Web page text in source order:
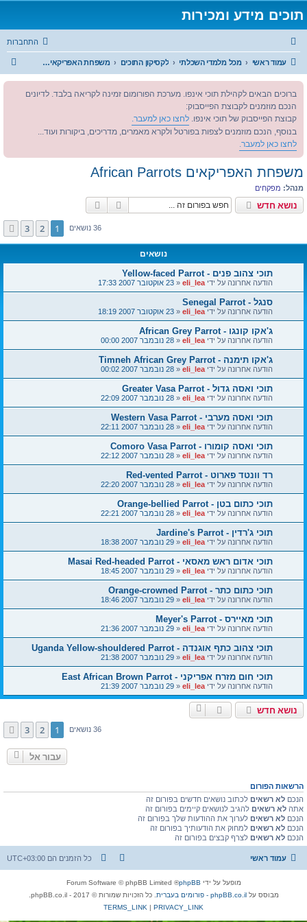
תוכים מידע ומכירות
התחברות
עמוד ראשי מכל מלמדי השכלתי לקסיקון התוכים משפחת האפריקאים African Parrots
ברוכים הבאים לקהילת תוכי אינפו. מערכת הפורומום זמינה לקריאה בלבד. לדיונים
הנכם מוזמנים לקבוצת הפייסבוק:
קבוצת הפייסבוק של תוכי אינפו. לחצו כאן למעבר.
בנוסף, הנכם מוזמנים לצפות בפורטל ולקרא מאמרים, מדריכים, ביקורות ועוד...
לחצו כאן למעבר.
משפחת האפריקאים African Parrots
מנהל: מפקחים
נושא חדש חיפוש
36 נושאים 1
2
3 הבא
נושאים
תוכי צהוב פנים - Yellow-faced Parrot
הודעה אחרונה על ידי eli_lea
«23 אוקטובר 2007 17:33
סנגל - Senegal Parrot
הודעה אחרונה על ידי eli_lea
«23 אוקטובר 2007 18:19
ג'אקו קונגו - African Grey Parrot
הודעה אחרונה על ידי eli_lea
«28 נובמבר 2007 00:00
ג'אקו תימנה - Timneh African Grey Parrot
הודעה אחרונה על ידי eli_lea
«28 נובמבר 2007 00:02
תוכי ואסה גדול - Greater Vasa Parrot
הודעה אחרונה על ידי eli_lea
«28 נובמבר 2007 22:09
תוכי ואסה מערבי - Western Vasa Parrot
הודעה אחרונה על ידי eli_lea
«28 נובמבר 2007 22:11
תוכי ואסה קומורו - Comoro Vasa Parrot
הודעה אחרונה על ידי eli_lea
«28 נובמבר 2007 22:12
רד וונטד פארוט - Red-vented Parrot
הודעה אחרונה על ידי eli_lea
«28 נובמבר 2007 22:20
תוכי כתום בטן - Orange-bellied Parrot
הודעה אחרונה על ידי eli_lea
«28 נובמבר 2007 22:21
תוכי ג'רדין - Jardine's Parrot
הודעה אחרונה על ידי eli_lea
«29 נובמבר 2007 18:38
תוכי אדום ראש מאסאי - Masai Red-headed Parrot
הודעה אחרונה על ידי eli_lea
«29 נובמבר 2007 18:45
תוכי כתום כתר - Orange-crowned Parrot
הודעה אחרונה על ידי eli_lea
«29 נובמבר 2007 18:46
תוכי מאיירס - Meyer's Parrot
הודעה אחרונה על ידי eli_lea
«29 נובמבר 2007 21:36
תוכי צהוב כתף אוגנדה - Uganda Yellow-shouldered Parrot
הודעה אחרונה על ידי eli_lea
«29 נובמבר 2007 21:38
תוכי חום מזרח אפריקני - East African Brown Parrot
הודעה אחרונה על ידי eli_lea
«29 נובמבר 2007 21:39
נושא חדש
36 נושאים 1
2
3 הבא
עבור אל
הרשאות הפורום
הנכם לא רשאיםלכתוב נושאים חדשים בפורום זה
אתהלא רשאיםלהגיב לנושאים קיימים בפורום זה
הנכם לא רשאיםלערוך את ההודעות שלך בפורום זה
הנכם לא רשאיםלמחוק את הודעותיך בפורום זה
הנכם לא רשאיםלצרף קבצים בפורום זה
עמוד ראשי כל הזמנים הם UTC+03:00
מופעל על ידיphpBB
® Forum Software © phpBB Limited
מבוסס עלphpBB.co.il - פורומים בעברית
. כל הזכויות שמורות © 2017 - phpBB.co.il.
PRIVACY_LINK
|
TERMS_LINK